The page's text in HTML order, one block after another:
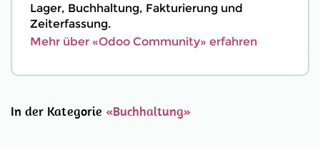
Lager, Buchhaltung, Fakturierung und
Zeiterfassung.
Mehr über «Odoo Community» erfahren
In der Kategorie «Buchhaltung»